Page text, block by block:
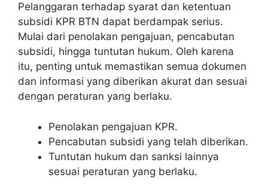
Pelanggaran terhadap syarat dan ketentuan
subsidi KPR BTN dapat berdampak serius.
Mulai dari penolakan pengajuan, pencabutan
subsidi, hingga tuntutan hukum. Oleh karena
itu, penting untuk memastikan semua dokumen
dan informasi yang diberikan akurat dan sesuai
dengan peraturan yang berlaku.
Penolakan pengajuan KPR.
Pencabutan subsidi yang telah diberikan.
Tuntutan hukum dan sanksi lainnya
sesuai peraturan yang berlaku.